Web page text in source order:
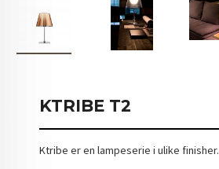
KTRIBE T2
Ktribe er en lampeserie i ulike finisher.